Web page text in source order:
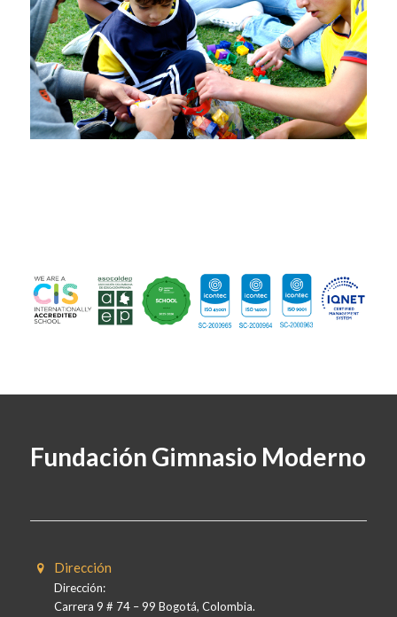
Fundación Gimnasio Moderno
Dirección
Dirección:
Carrera 9 # 74 – 99 Bogotá, Colombia.